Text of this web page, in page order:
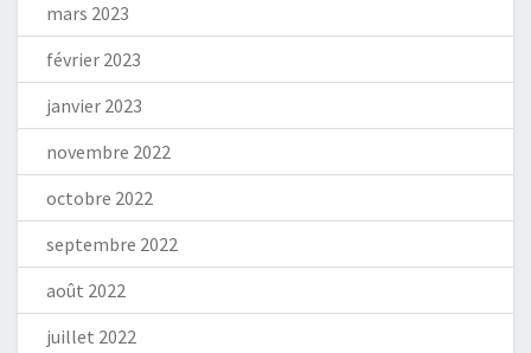
mars 2023
février 2023
janvier 2023
novembre 2022
octobre 2022
septembre 2022
août 2022
juillet 2022